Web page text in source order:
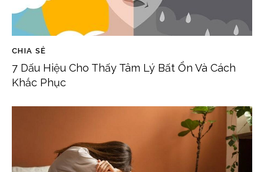
CHIA SẺ
7 Dấu Hiệu Cho Thấy Tâm Lý Bất Ổn Và Cách
Khắc Phục